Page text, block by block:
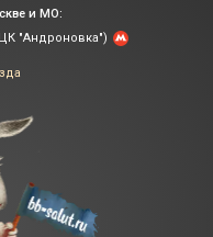
и МО:
"Андроновка")